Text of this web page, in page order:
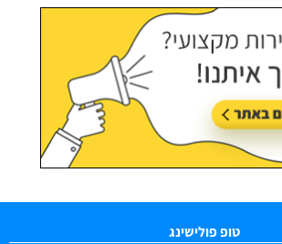
טופ פולישינג